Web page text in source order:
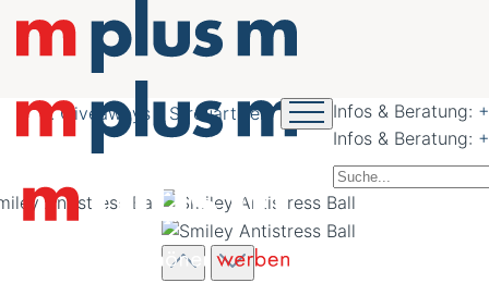
Infos & Beratung:
Infos & Beratung:
nachhaltig schöner werben
Giveaways - Streuartikel